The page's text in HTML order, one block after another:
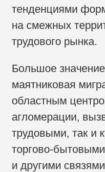
тенденциями
на смежных
трудового рынка.
Большое
маятниковая
областным
агломерации,
трудовыми, так и
торгово-
и другими